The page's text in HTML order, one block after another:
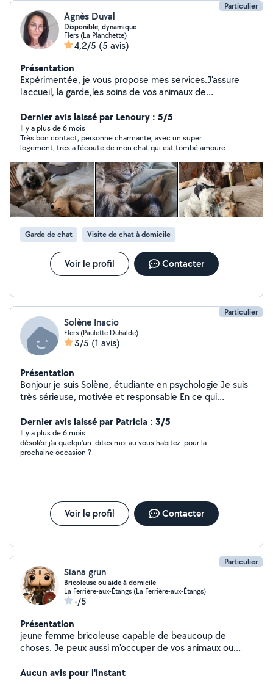
Particulier
Agnès Duval
Disponible, dynamique
Flers (La Planchette)
4,2/5 (5 avis)
Présentation
Expérimentée, je vous propose mes services.J'assure
l'accueil, la garde,les soins de vos animaux de
animaux. J'ai de l'expérience dans ce domaine.
Disponible + horaires flexibles. Je m'adapte à vos
besoins. L'animal reste MA priorité.... à bon entendeur !
Il m'arrive de faire de la garde à domicile, proche Flers
centre ville. Je ne travaille désormais que pour les
propriétaires prochent et aimant de leurs animaux
Dernier avis laissé par Lenoury : 5/5
Il y a plus de 6 mois
Très bon contact, personne charmante, avec un super
logement, tres a l'écoute de mon chat qui est tombé amoureux
Garde de chat Visite de chat à domicile
Voir le profil Contacter
Particulier
Solène Inacio
Flers (Paulette Duhalde)
3/5 (1 avis)
Présentation
Bonjour je suis Solène, étudiante en psychologie Je suis
très sérieuse, motivée et responsable En ce qui
enfants de tous âges depuis bientôt 5 ans (à noter que
je n'ai pas de voiture et que je ne pourrais
malheureusement pas me déplacer avec vos enfants)
Je procède à la garde d'animaux (chiens et chats) J'ai
de suite, n'hésitez pas à me contacter pour plus de
renseignement
Dernier avis laissé par Patricia : 3/5
Il y a plus de 6 mois
désolée j'ai quelqu'un. dites moi au vous habitez. pour la
prochaine occasion ?
Voir le profil Contacter
Particulier
Siana grun
Bricoleuse ou aide à domicile
La Ferrière-aux-Étangs (La Ferrière-aux-Étangs)
-/5
Présentation
jeune femme bricoleuse capable de beaucoup de
choses. Je peux aussi m'occuper de vos animaux ou
Aucun avis pour l'instant